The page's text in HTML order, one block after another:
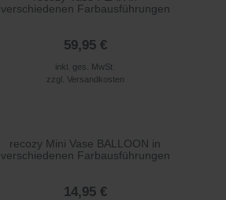
verschiedenen Farbausführungen
59,95 €
inkl. ges. MwSt.
zzgl. Versandkosten
recozy Mini Vase BALLOON in
verschiedenen Farbausführungen
14,95 €